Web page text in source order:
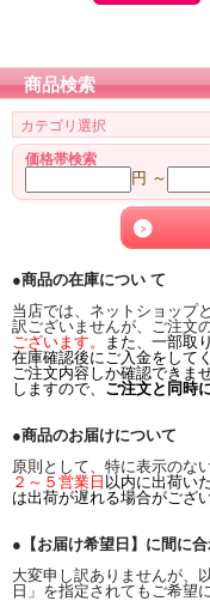
商品検索
価格帯検索
円 ～
●商品の在庫につい て
当店では、ネットショップ
訳ございませんが、ご注文
ございます。
また、一部取
在庫確認後にご入金をして
ご注文内容しか確認できま
しますので、 ご注文と同時
●商品のお届けについて
原則として、特に表示のな
２～５営業日 以内に出荷い
は出荷が遅れる場合がござ
●【お届け希望日】に間に
大変申し訳ありませんが、
日」を指定されてもご希望